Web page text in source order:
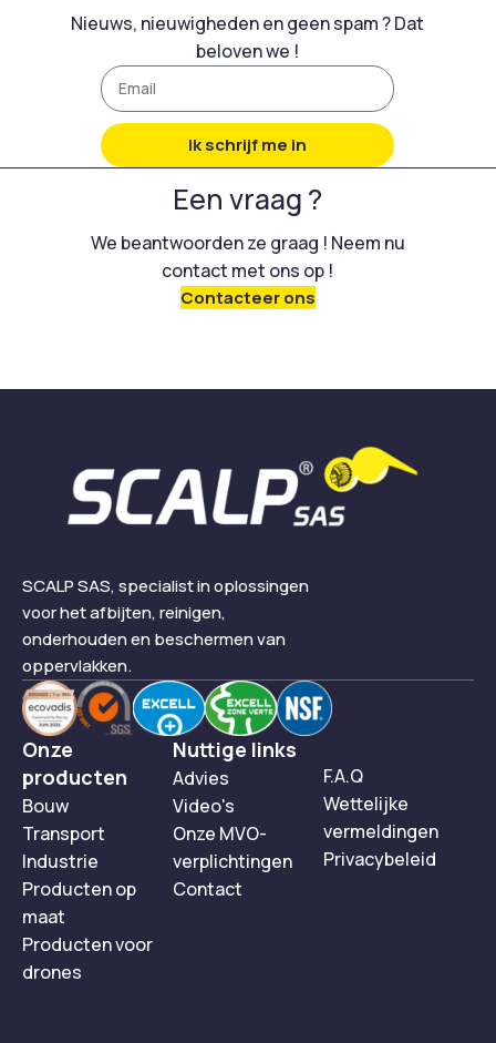
Nieuws, nieuwigheden en geen spam ? Dat
beloven we !
Ik schrijf me in
Een vraag ?
We beantwoorden ze graag ! Neem nu
contact met ons op !
Contacteer ons
SCALP SAS, specialist in oplossingen
voor het afbijten, reinigen,
onderhouden en beschermen van
oppervlakken.
Onze
producten
Bouw
Transport
Industrie
Producten op
maat
Producten voor
drones
Nuttige links
Advies
Video's
Onze MVO-
verplichtingen
Contact
F.A.Q
Wettelijke
vermeldingen
Privacybeleid